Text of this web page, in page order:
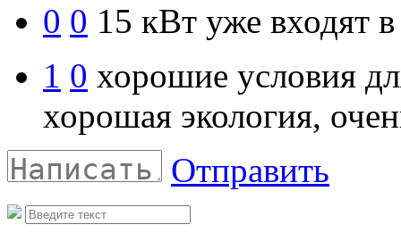
0 0 15 кВт уже входят
1 0 хорошие условия
хорошая экология,
Отправить